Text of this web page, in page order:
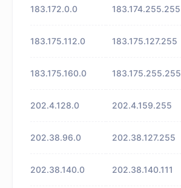
183.172.0.0 183.174.255.255
183.175.112.0 183.175.127.255
183.175.160.0 183.175.255.255
202.4.128.0 202.4.159.255
202.38.96.0 202.38.127.255
202.38.140.0 202.38.140.111